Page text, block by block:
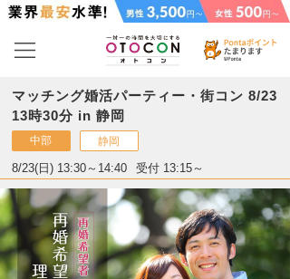
マッチング婚活パーティー・街コン 8/23
13時30分 in 静岡
中部 静岡
8/23(日) 13:30～14:40 受付 13:15～